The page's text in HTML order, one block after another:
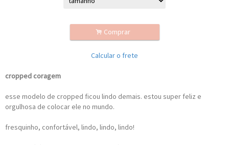
. Comprar
Calcular o frete
cropped coragem
esse modelo de cropped ficou lindo demais. estou super feliz e
orgulhosa de colocar ele no mundo.
fresquinho, confortável, lindo, lindo, lindo!